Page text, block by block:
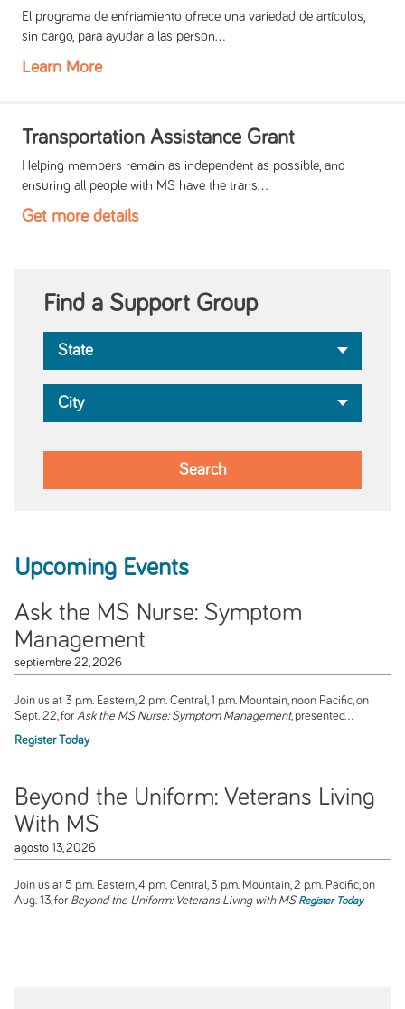
El programa de enfriamiento ofrece una variedad de artículos,
sin cargo, para ayudar a las person...
Learn More
Transportation Assistance Grant
Helping members remain as independent as possible, and
ensuring all people with MS have the trans...
Get more details
Find a Support Group
Upcoming Events
Ask the MS Nurse: Symptom
Management
septiembre 22, 2026
Join us at 3 p.m. Eastern, 2 p.m. Central, 1 p.m. Mountain, noon Pacific, on
Sept. 22, for Ask the MS Nurse: Symptom Management, presented...
Register Today
Beyond the Uniform: Veterans Living
With MS
agosto 13, 2026
Join us at 5 p.m. Eastern, 4 p.m. Central, 3 p.m. Mountain, 2 p.m. Pacific, on
Aug. 13, for Beyond the Uniform: Veterans Living with MS Register Today